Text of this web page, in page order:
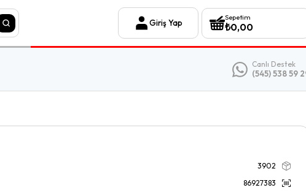
Giriş Yap
Sepetim
₺0,00
Canlı Destek
(545) 538 59
3902
86927383